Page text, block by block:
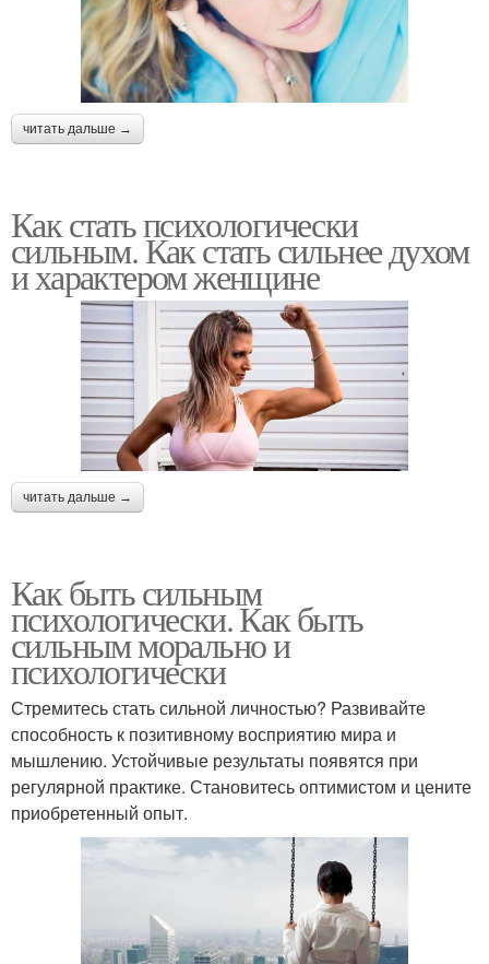
читать дальше →
Как стать психологически
сильным. Как стать сильнее духом
и характером женщине
читать дальше →
Как быть сильным
психологически. Как быть
сильным морально и
психологически
Стремитесь стать сильной личностью? Развивайте
способность к позитивному восприятию мира и
мышлению. Устойчивые результаты появятся при
регулярной практике. Становитесь оптимистом и цените
приобретенный опыт.